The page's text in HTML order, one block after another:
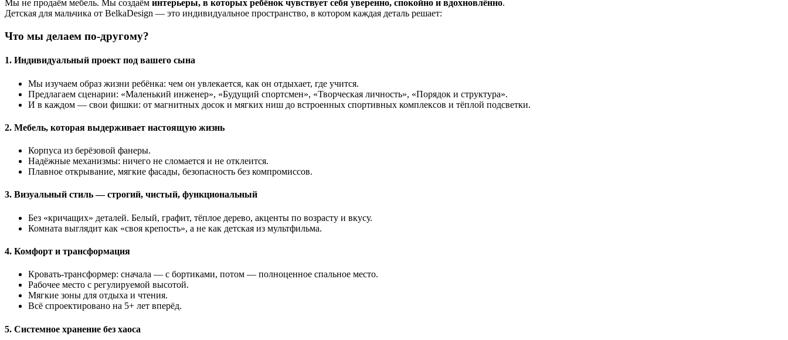
Мы не продаём мебель. Мы создаём интерьеры, в которых ребёнок чувствует себя уверенно, спокойно и вдохновлённо.
Детская для мальчика от BelkaDesign — это индивидуальное пространство, в котором каждая деталь решает:
Что мы делаем по-другому?
1. Индивидуальный проект под вашего сына
Мы изучаем образ жизни ребёнка: чем он увлекается, как он отдыхает, где учится.
Предлагаем сценарии: «Маленький инженер», «Будущий спортсмен», «Творческая личность», «Порядок и структура».
И в каждом — свои фишки: от магнитных досок и мягких ниш до встроенных спортивных комплексов и тёплой подсветки.
2. Мебель, которая выдерживает настоящую жизнь
Корпуса из берёзовой фанеры.
Надёжные механизмы: ничего не сломается и не отклеится.
Плавное открывание, мягкие фасады, безопасность без компромиссов.
3. Визуальный стиль — строгий, чистый, функциональный
Без «кричащих» деталей. Белый, графит, тёплое дерево, акценты по возрасту и вкусу.
Комната выглядит как «своя крепость», а не как детская из мультфильма.
4. Комфорт и трансформация
Кровать-трансформер: сначала — с бортиками, потом — полноценное спальное место.
Рабочее место с регулируемой высотой.
Мягкие зоны для отдыха и чтения.
Всё спроектировано на 5+ лет вперёд.
5. Системное хранение без хаоса